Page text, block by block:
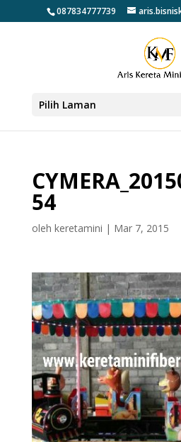
087834777739
Pilih Laman
54
oleh keretamini | Mar 7, 2015